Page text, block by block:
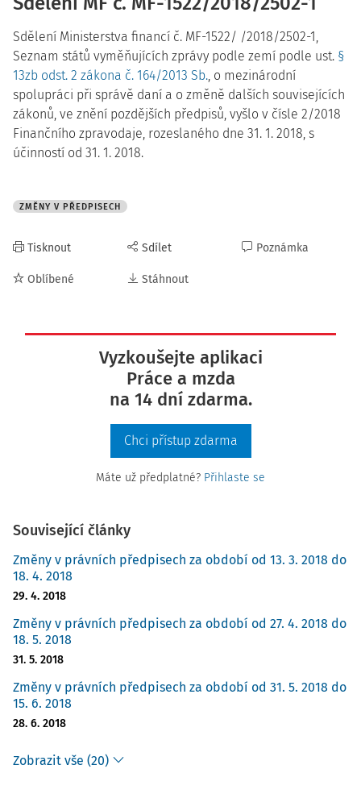
Sdělení Ministerstva financí č. MF-1522/ /2018/2502-1,
Seznam států vyměňujících zprávy podle zemí podle ust. §
13zb odst. 2 zákona č. 164/2013 Sb., o mezinárodní
spolupráci při správě daní a o změně dalších souvisejících
zákonů, ve znění pozdějších předpisů, vyšlo v čísle 2/2018
Finančního zpravodaje, rozeslaného dne 31. 1. 2018, s
účinností od 31. 1. 2018.
ZMĚNY V PŘEDPISECH
Tisknout
Oblíbené
Sdílet
Stáhnout
Poznámka
Vyzkoušejte aplikaci
Práce a mzda
na 14 dní zdarma.
Chci přístup zdarma
Máte už předplatné? Přihlaste se
Související články
Změny v právních předpisech za období od 13. 3. 2018 do
18. 4. 2018
29. 4. 2018
Změny v právních předpisech za období od 27. 4. 2018 do
18. 5. 2018
31. 5. 2018
Změny v právních předpisech za období od 31. 5. 2018 do
15. 6. 2018
28. 6. 2018
Zobrazit vše (20)